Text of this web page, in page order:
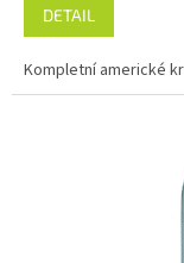
DETAIL
Kompletní americké